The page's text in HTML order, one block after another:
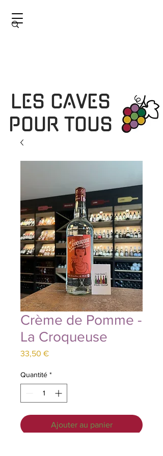
LES CAVES
POUR TOUS
Crème de Pomme -
La Croqueuse
33,50 €Prix
Quantité *
Ajouter au panier